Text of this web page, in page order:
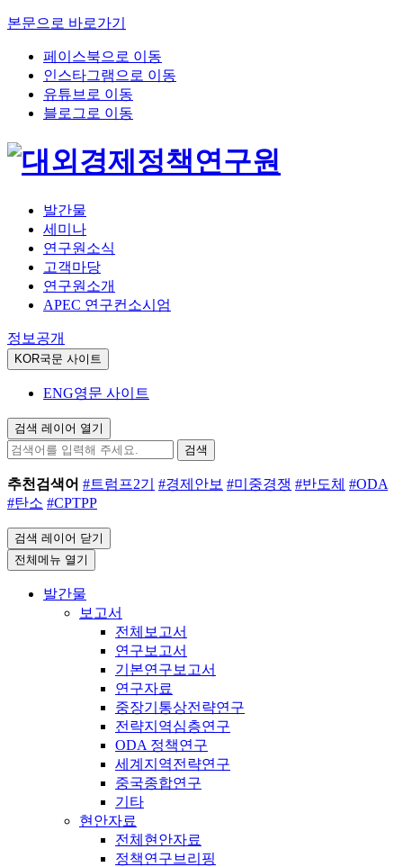
본문으로 바로가기
페이스북으로 이동
인스타그램으로 이동
유튜브로 이동
블로그로 이동
발간물
세미나
연구원소식
고객마당
연구원소개
APEC 연구컨소시엄
정보공개
KOR국문 사이트
ENG영문 사이트
검색 레이어 열기
검색
추천검색어 #트럼프2기 #경제안보 #미중경쟁 #반도체 #ODA
#탄소 #CPTPP
검색 레이어 닫기
전체메뉴 열기
발간물
보고서
전체보고서
연구보고서
기본연구보고서
연구자료
중장기통상전략연구
전략지역심층연구
ODA 정책연구
세계지역전략연구
중국종합연구
기타
현안자료
전체현안자료
정책연구브리핑